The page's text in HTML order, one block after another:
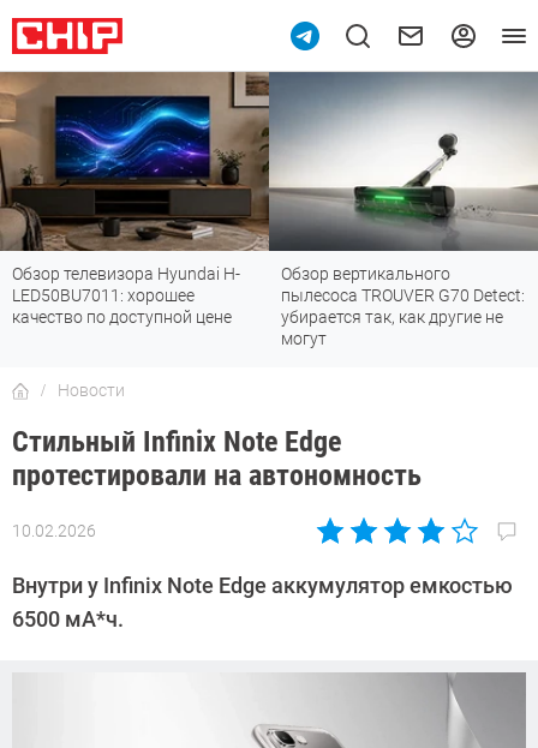
Обзор телевизора Hyundai H-
LED50BU7011: хорошее
качество по доступной цене
Обзор вертикального
пылесоса TROUVER G70 Detect:
убирается так, как другие не
могут
Новости
Стильный Infinix Note Edge
протестировали на автономность
10.02.2026
Автор:
Калашников
Внутри у Infinix Note Edge аккумулятор емкостью
6500 мА*ч.